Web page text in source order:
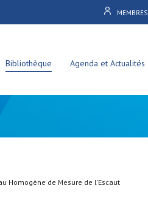
MEMBRES
Bibliothèque Agenda et Actualités
Homogène de Mesure de l’Escaut